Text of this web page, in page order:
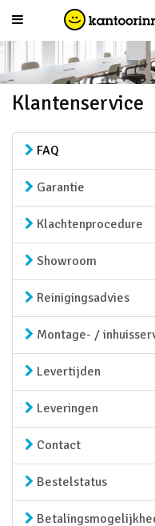
Klantenservice
FAQ
Garantie
Klachtenprocedure
Showroom
Reinigingsadvies
Montage- /
Levertijden
Leveringen
Contact
Bestelstatus